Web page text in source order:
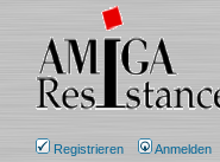
Registrieren Anmelden